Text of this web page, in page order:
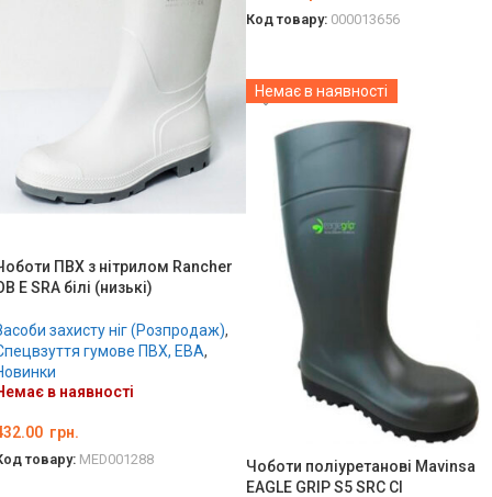
Код товару: 000013656
ПВХ з нітрилом Rancher
E SRA білі (низькі)
захисту ніг (Розпродаж),
гумове ПВХ, ЕВА,
в наявності
грн.
товару: MED001288
Немає в наявності
Чоботи поліуретанові Mavinsa
EAGLE GRIP S5 SRC CI